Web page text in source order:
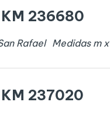
236680
Rafael Medidas m x
237020